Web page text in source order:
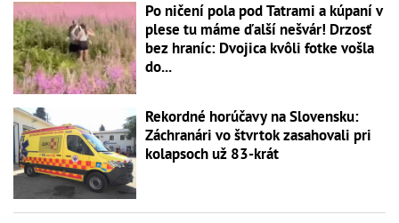
Po ničení pola pod Tatrami a kúpaní v
plese tu máme ďalší nešvár! Drzosť
bez hraníc: Dvojica kvôli fotke vošla
do...
Rekordné horúčavy na Slovensku:
Záchranári vo štvrtok zasahovali pri
kolapsoch už 83-krát